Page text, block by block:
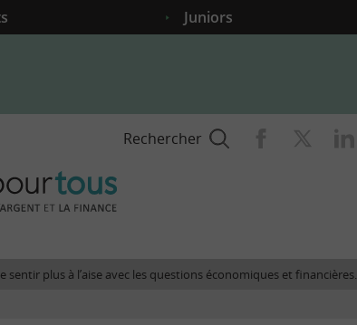
Juniors
Rechercher
finance
site
plus à l’aise avec les questions économiques et financières.